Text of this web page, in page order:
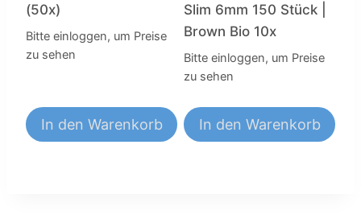
(50x)
Bitte einloggen, um Preise
zu sehen
In den Warenkorb
Slim 6mm 150 Stück |
Brown Bio 10x
Bitte einloggen, um Preise
zu sehen
In den Warenkorb